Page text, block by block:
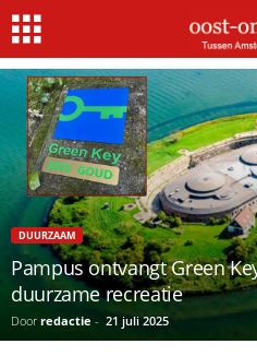
Home Pampus ontvangt
DUURZAAM
Pampus ontvangt Green
duurzame recreatie
Door redactie - 21 juli 2025